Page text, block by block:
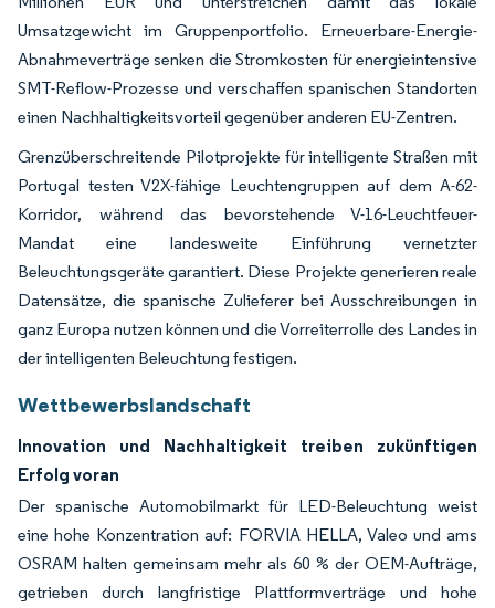
Umsatzgewicht im Gruppenportfolio. Erneuerbare-Energie-
Abnahmeverträge senken die Stromkosten für energieintensive
SMT-Reflow-Prozesse und verschaffen spanischen Standorten
einen Nachhaltigkeitsvorteil gegenüber anderen EU-Zentren.
Grenzüberschreitende Pilotprojekte für intelligente Straßen mit
Portugal testen V2X-fähige Leuchtengruppen auf dem A-62-
Korridor, während das bevorstehende V-16-Leuchtfeuer-
Mandat eine landesweite Einführung vernetzter
Beleuchtungsgeräte garantiert. Diese Projekte generieren reale
Datensätze, die spanische Zulieferer bei Ausschreibungen in
ganz Europa nutzen können und die Vorreiterrolle des Landes in
der intelligenten Beleuchtung festigen.
Wettbewerbslandschaft
Innovation und Nachhaltigkeit treiben zukünftigen
Erfolg voran
Der spanische Automobilmarkt für LED-Beleuchtung weist
eine hohe Konzentration auf: FORVIA HELLA, Valeo und ams
OSRAM halten gemeinsam mehr als 60 % der OEM-Aufträge,
getrieben durch langfristige Plattformverträge und hohe